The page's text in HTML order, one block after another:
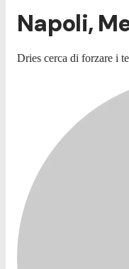
Napoli,
Dries cerca di forzare i